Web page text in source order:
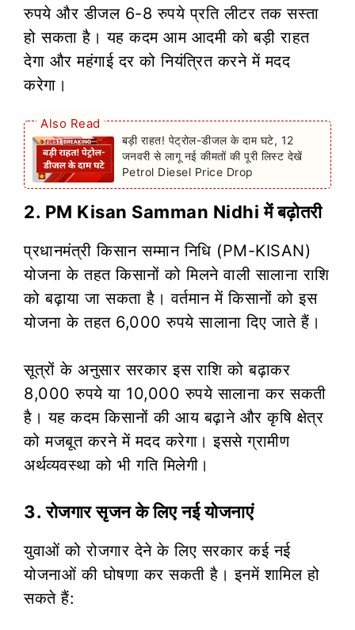
रुपये और डीजल 6-8 रुपये प्रति लीटर तक सस्ता
हो सकता है। यह कदम आम आदमी को बड़ी राहत
देगा और महंगाई दर को नियंत्रित करने में मदद
करेगा।
Also Read
बड़ी राहत! पेट्रोल-डीजल के दाम घटे, 12
जनवरी से लागू नई कीमतों की पूरी लिस्ट देखें
Petrol Diesel Price Drop
2. PM Kisan Samman Nidhi में बढ़ोतरी
प्रधानमंत्री किसान सम्मान निधि (PM-KISAN)
योजना के तहत किसानों को मिलने वाली सालाना राशि
को बढ़ाया जा सकता है। वर्तमान में किसानों को इस
योजना के तहत 6,000 रुपये सालाना दिए जाते हैं।
सूत्रों के अनुसार सरकार इस राशि को बढ़ाकर
8,000 रुपये या 10,000 रुपये सालाना कर सकती
है। यह कदम किसानों की आय बढ़ाने और कृषि क्षेत्र
को मजबूत करने में मदद करेगा। इससे ग्रामीण
अर्थव्यवस्था को भी गति मिलेगी।
3. रोजगार सृजन के लिए नई योजनाएं
युवाओं को रोजगार देने के लिए सरकार कई नई
योजनाओं की घोषणा कर सकती है। इनमें शामिल हो
सकते हैं: